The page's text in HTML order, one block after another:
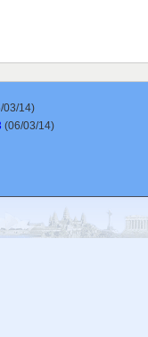
03/14)
(06/03/14)